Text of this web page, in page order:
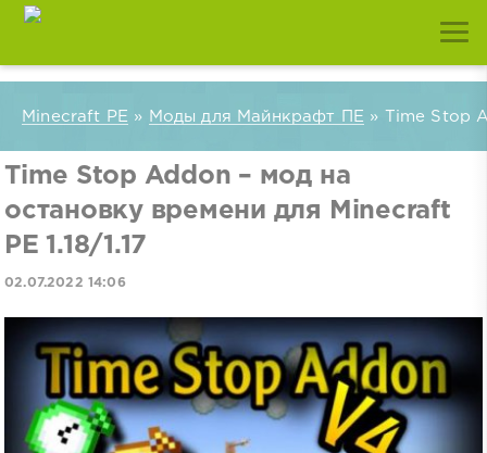
Minecraft PE » Моды для Майнкрафт ПЕ » Time Stop
Time Stop Addon – мод на
остановку времени для Minecraft
PE 1.18/1.17
02.07.2022 14:06